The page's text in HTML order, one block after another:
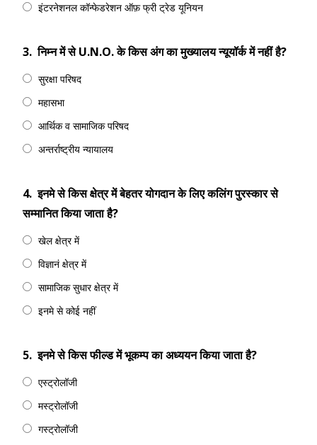
इंटरनेशनल कॉन्फेडरेशन ऑफ़ फ्री ट्रेड यूनियन
3. निम्न में से U.N.O. के किस अंग का मुख्यालय न्यूयॉर्क में नहीं है?
सुरक्षा परिषद
महासभा
आर्थिक व सामाजिक परिषद
अन्तर्राष्ट्रीय न्यायालय
4. इनमे से किस क्षेत्र में बेहतर योगदान के लिए कलिंग पुरस्कार से
सम्मानित किया जाता है?
खेल क्षेत्र में
विज्ञानं क्षेत्र में
सामाजिक सुधार क्षेत्र में
इनमे से कोई नहीं
5. इनमे से किस फील्ड में भूकम्प का अध्ययन किया जाता है?
एस्ट्रोलॉजी
मस्ट्रोलॉजी
गस्ट्रोलॉजी